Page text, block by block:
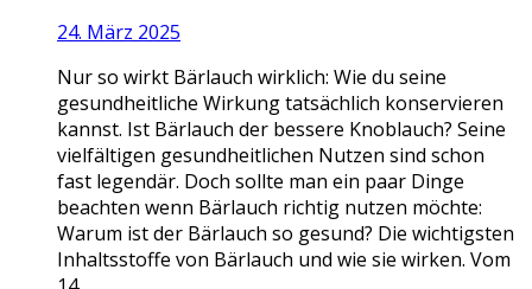
24. März 2025
Nur so wirkt Bärlauch wirklich: Wie du seine
gesundheitliche Wirkung tatsächlich konservieren
kannst. Ist Bärlauch der bessere Knoblauch? Seine
vielfältigen gesundheitlichen Nutzen sind schon
fast legendär. Doch sollte man ein paar Dinge
beachten wenn Bärlauch richtig nutzen möchte:
Warum ist der Bärlauch so gesund? Die wichtigsten
Inhaltsstoffe von Bärlauch und wie sie wirken. Vom